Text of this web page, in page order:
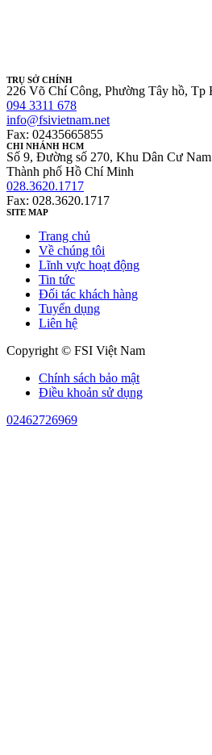
TRỤ SỞ CHÍNH
226 Võ Chí Công, Phường Tây hồ, Tp
094 3311 678
info@fsivietnam.net
Fax: 02435665855
CHI NHÁNH HCM
Số 9, Đường số 270, Khu Dân Cư
Thành phố Hồ Chí Minh
028.3620.1717
Fax: 028.3620.1717
SITE MAP
Trang chủ
Về chúng tôi
Lĩnh vực hoạt động
Tin tức
Đối tác khách hàng
Tuyển dụng
Liên hệ
Copyright © FSI Việt Nam
Chính sách bảo mật
Điều khoản sử dụng
02462726969